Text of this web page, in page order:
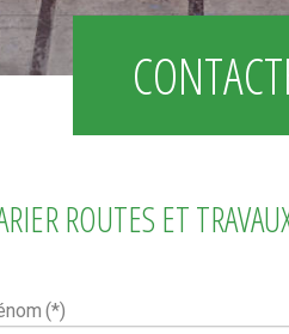
ROUTES ET
(*)